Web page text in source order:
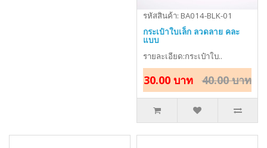
รหัสสินค้า: BA014-BLK-01
กระเป๋าใบเล็ก ลวดลาย คละ
แบบ
รายละเอียด:กระเป๋าใบ..
30.00 บาท 40.00 บาท